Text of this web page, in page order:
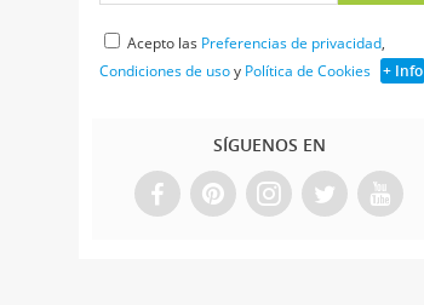
Acepto las Preferencias de privacidad,
Condiciones de usoy Política de Cookies + Info
SÍGUENOS EN